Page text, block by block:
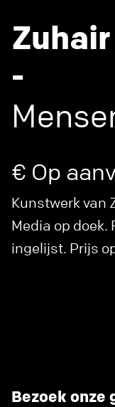
-
€ Op
Kunstwerk van
Media op
ingelijst. Prijs
Bezoek onze